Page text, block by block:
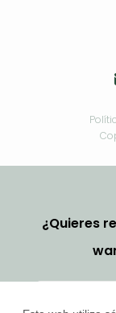
¿Quieres